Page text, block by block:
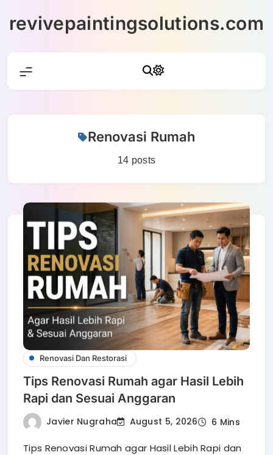
revivepaintingsolutions.com
Renovasi Rumah
14 posts
Renovasi Dan Restorasi
Tips Renovasi Rumah agar Hasil Lebih
Rapi dan Sesuai Anggaran
Javier Nugraha August 5, 2026 6 Mins
Tips Renovasi Rumah agar Hasil Lebih Rapi dan